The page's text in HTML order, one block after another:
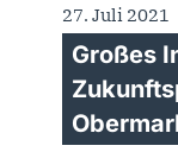
27. Juli 2021
Großes